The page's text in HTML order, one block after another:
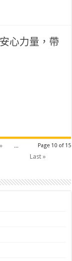
心力量，帶
Page 10 of 15
»
...
Last »